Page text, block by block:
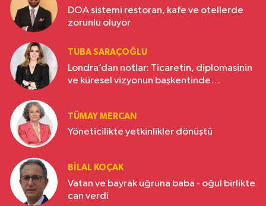
DOA sistemi restoran, kafe ve otellerde
zorunlu oluyor
TUBA SARAÇOĞLU
Londra’dan notlar: Ticaretin, diplomasinin
ve küresel vizyonun başkentinde
TÜMAY MERCAN
Yöneticilikte yetkinlikler dönüştü
BILAL KOÇAK
Vatan ve bayrak uğruna baba - oğul birlikte
can verdi